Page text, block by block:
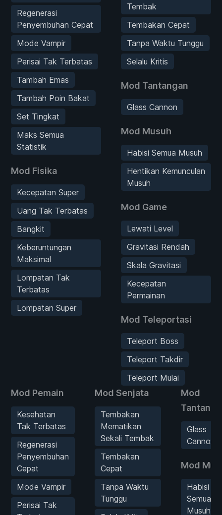
Regenerasi
Penyembuhan Cepat
Mode Vampir
Perisai Tak Terbatas
Tambah Emas
Tambah Poin Bakat
Set Tingkat
Maks Semua
Statistik
Mod Fisika
Kecepatan Super
Uang Tak Terbatas
Bangkit
Keberuntungan
Maksimal
Lompatan Tak
Terbatas
Lompatan Super
Tembak
Tembakan Cepat
Tanpa Waktu Tunggu
Selalu Kritis
Mod Tantangan
Glass Cannon
Mod Musuh
Habisi Semua Musuh
Hentikan Kemunculan
Musuh
Mod Game
Lewati Level
Gravitasi Rendah
Skala Gravitasi
Kecepatan
Permainan
Mod Teleportasi
Teleport Boss
Teleport Takdir
Teleport Mulai
Mod Pemain
Kesehatan
Tak Terbatas
Regenerasi
Penyembuhan
Cepat
Mode Vampir
Perisai Tak
Mod Senjata
Tembakan
Mematikan
Sekali Tembak
Tembakan
Cepat
Tanpa Waktu
Tunggu
Mod
Glass
Cannon
Mod
Habisi
Semua
Musuh